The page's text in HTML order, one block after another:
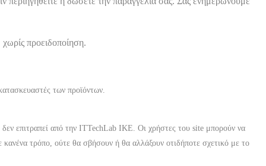
προειδοποίηση.
των προϊόντων.
επιτραπεί από την ITTechLab IKE. Οι χρήστες του site μπορούν να
τρόπο, ούτε θα σβήσουν ή θα αλλάξουν οτιδήποτε σχετικό με το